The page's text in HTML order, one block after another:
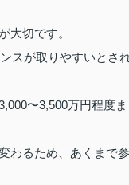
大切です。
スが取りやすいとさ
〜3,500万円程度ま
わるため、あくまで参